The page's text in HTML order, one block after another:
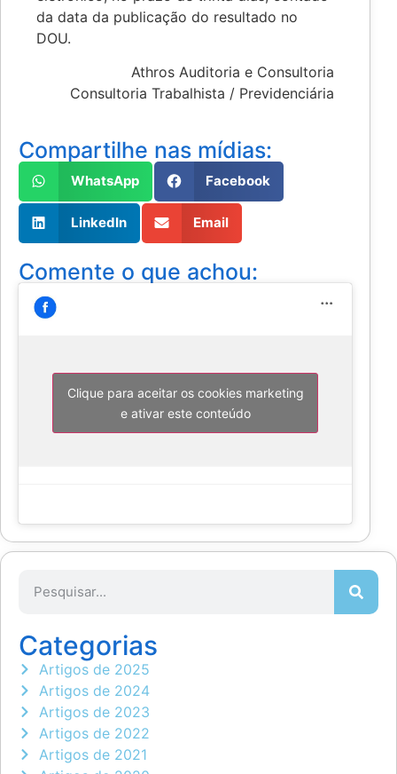
da data da publicação do resultado no
DOU.
Athros Auditoria e Consultoria
Consultoria Trabalhista / Previdenciária
Compartilhe nas mídias:
WhatsApp Facebook
LinkedIn Email
Comente o que achou:
Clique para aceitar os cookies marketing
e ativar este conteúdo
Categorias
Artigos de 2025
Artigos de 2024
Artigos de 2023
Artigos de 2022
Artigos de 2021